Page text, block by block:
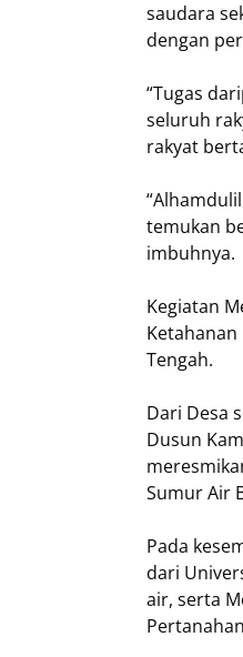
saudara
dengan
“Tugas
seluruh
rakyat
temukan
imbuhnya.
Kegiatan
Ketahanan
Tengah.
Dari Desa
Dusun
Sumur Air
Pada
dari
air, serta